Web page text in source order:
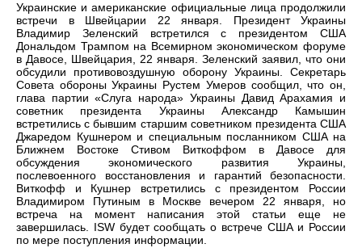
Украинские и американские официальные лица продолжили
встречи в Швейцарии 22 января. Президент Украины
Владимир Зеленский встретился с президентом США
Дональдом Трампом на Всемирном экономическом форуме
в Давосе, Швейцария, 22 января. Зеленский заявил, что они
обсудили противовоздушную оборону Украины. Секретарь
Совета обороны Украины Рустем Умеров сообщил, что он,
глава партии «Слуга народа» Украины Давид Арахамия и
советник президента Украины Александр Камышин
встретились с бывшим старшим советником президента США
Джаредом Кушнером и специальным посланником США на
Ближнем Востоке Стивом Виткоффом в Давосе для
обсуждения экономического развития Украины,
послевоенного восстановления и гарантий безопасности.
Виткофф и Кушнер встретились с президентом России
Владимиром Путиным в Москве вечером 22 января, но
встреча на момент написания этой статьи еще не
завершилась. ISW будет сообщать о встрече США и России
по мере поступления информации.